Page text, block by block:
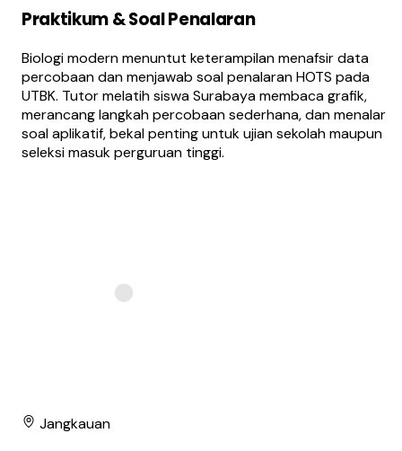
Praktikum & Soal Penalaran
Biologi modern menuntut keterampilan menafsir data
percobaan dan menjawab soal penalaran HOTS pada
UTBK. Tutor melatih siswa Surabaya membaca grafik,
merancang langkah percobaan sederhana, dan menalar
soal aplikatif, bekal penting untuk ujian sekolah maupun
seleksi masuk perguruan tinggi.
Jangkauan